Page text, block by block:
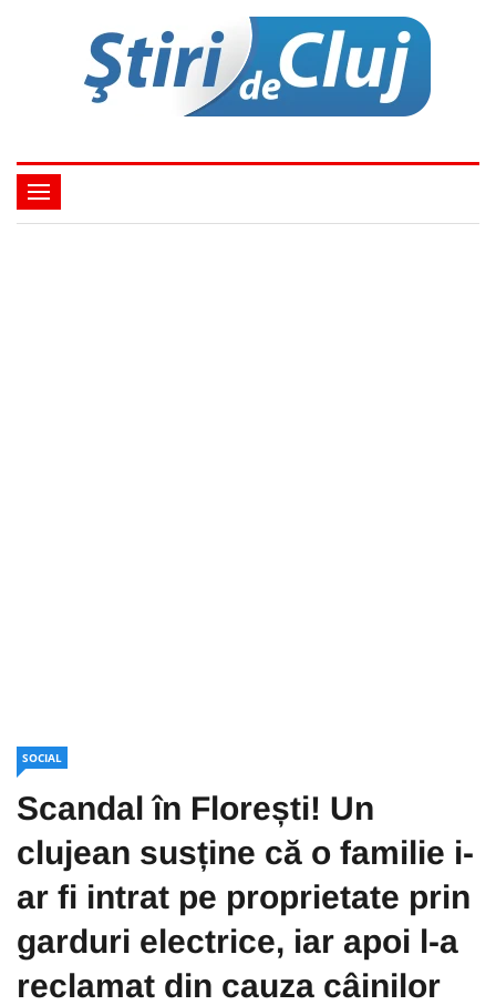
SOCIAL
Scandal în Florești! Un
clujean susține că o familie i-
ar fi intrat pe proprietate prin
garduri electrice, iar apoi l-a
reclamat din cauza câinilor